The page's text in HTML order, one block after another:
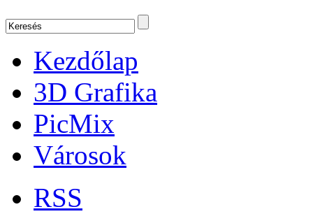
Kezdőlap
3D Grafika
PicMix
Városok
RSS